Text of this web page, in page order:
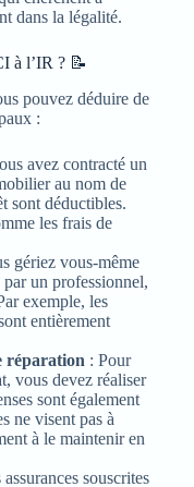
dans la légalité.
à l’IR ? 📝
pouvez déduire de
:
avez contracté un
au nom de
sont déductibles.
les frais de
gériez vous-même
un professionnel,
exemple, les
entièrement
réparation : Pour
vous devez réaliser
sont également
ne visent pas à
à le maintenir en
souscrites